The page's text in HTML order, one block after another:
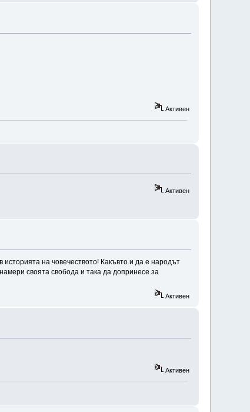
Активен
Активен
на човечеството! Какъвто и да е народът
своята свобода и така да допринесе за
Активен
Активен